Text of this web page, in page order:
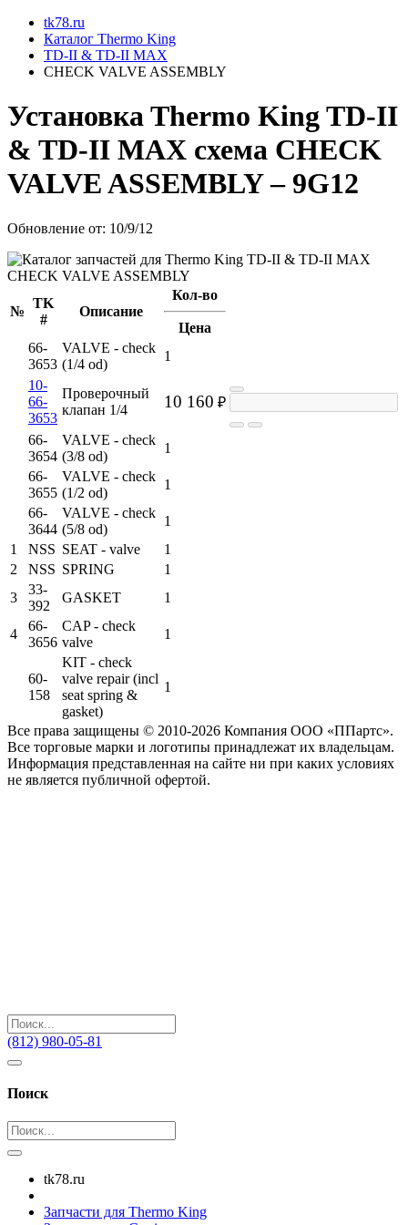
tk78.ru
Каталог Thermo King
TD-II & TD-II MAX
CHECK VALVE ASSEMBLY
Установкa Thermo KingTD-II
& TD-II MAX схема CHECK
VALVE ASSEMBLY– 9G12
Обновление от: 10/9/12
№
TK
#
Описание
Кол-во
Цена
66-
3653
VALVE - check
(1/4 od)
1
10-
66-
3653
Проверочный
клапан 1/4
10 160 ₽
66-
3654
VALVE - check
(3/8 od)
1
66-
3655
VALVE - check
(1/2 od)
1
66-
3644
VALVE - check
(5/8 od)
1
1
NSS SEAT - valve
1
2
NSS SPRING
1
3
33-
392
GASKET 1
4
66-
3656
CAP - check
valve
1
60-
158
KIT - check
valve repair (incl
seat spring &
gasket)
1
Все права защищены © 2010-2026 Компания ООО «ППартс».
Все торговые марки и логотипы принадлежат их владельцам.
Информация представленная на сайте ни при каких условиях
не является публичной офертой.
(812) 980-05-81
Поиск
tk78.ru
Запчасти для Thermo King